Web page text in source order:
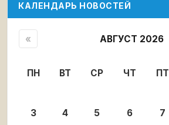
КАЛЕНДАРЬ НОВОСТЕЙ
« АВГУСТ 2026
ПН ВТ СР ЧТ ПТ
3
4 5 6 7